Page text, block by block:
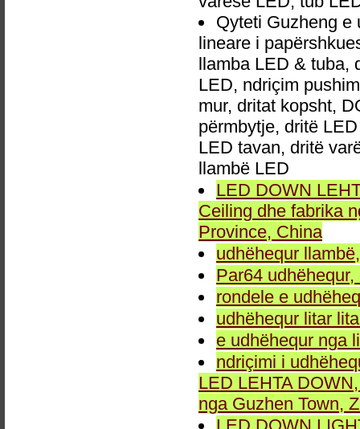
Qyteti Guzheng e
lineare i
llamba LED & tuba,
LED, ndriçim
mur, dritat kopsht,
përmbytje, dritë
LED tavan, dritë
llambë LED
LED DOWN
Ceiling dhe fabrika
Province, China
udhëhequr
Par64
rondele e
udhëhequr litar
e udhëhequr nga
ndriçimi i
LED LEHTA
nga Guzhen Town,